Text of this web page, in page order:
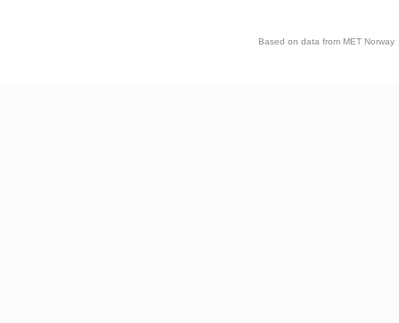
Based on data from MET Norway